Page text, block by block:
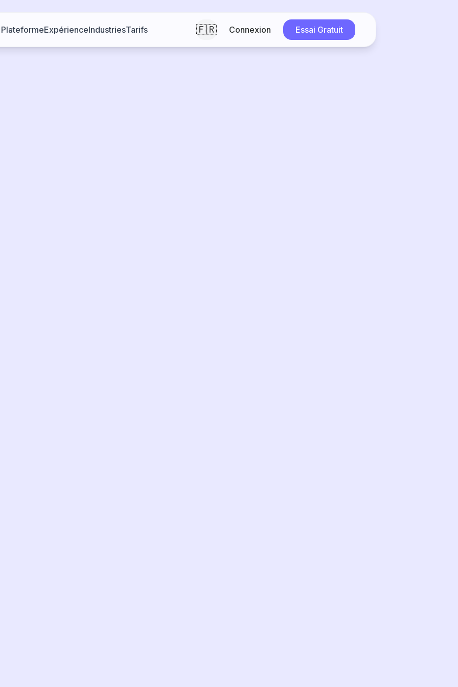
PlateformeExpérienceIndustriesTarifs 🇫🇷 Connexion Essai Gratuit